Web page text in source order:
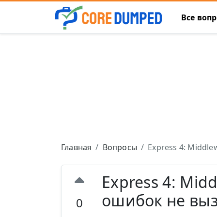
Все
Главная Вопросы Express 4:
0
Express 4:
ошибок не